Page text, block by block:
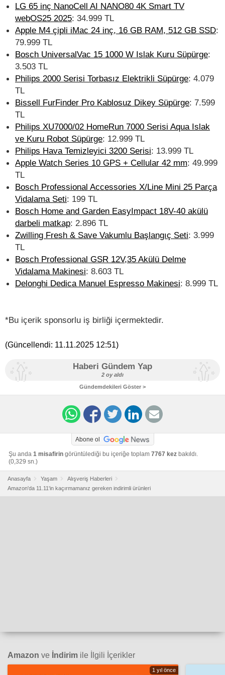
LG 65 inç NanoCell AI NANO80 4K Smart TV
webOS25 2025: 34.999 TL
Apple M4 çipli iMac 24 inç, 16 GB RAM, 512 GB SSD:
79.999 TL
Bosch UniversalVac 15 1000 W Islak Kuru Süpürge:
3.503 TL
Philips 2000 Serisi Torbasız Elektrikli Süpürge: 4.079
TL
Bissell FurFinder Pro Kablosuz Dikey Süpürge: 7.599
TL
Philips XU7000/02 HomeRun 7000 Serisi Aqua Islak
ve Kuru Robot Süpürge: 12.999 TL
Philips Hava Temizleyici 3200 Serisi: 13.999 TL
Apple Watch Series 10 GPS + Cellular 42 mm: 49.999
TL
Bosch Professional Accessories X/Line Mini 25 Parça
Vidalama Seti: 199 TL
Bosch Home and Garden EasyImpact 18V-40 akülü
darbeli matkap: 2.896 TL
Zwilling Fresh & Save Vakumlu Başlangıç Seti: 3.999
TL
Bosch Professional GSR 12V,35 Akülü Delme
Vidalama Makinesi: 8.603 TL
Delonghi Dedica Manuel Espresso Makinesi: 8.999 TL
*Bu içerik sponsorlu iş birliği içermektedir.
(Güncellendi: 11.11.2025 12:51)
Haberi Gündem Yap
2 oy aldı
Gündemdekileri Göster >
Abone ol
Şu anda 1 misafirin görüntülediği bu içeriğe toplam 7767 kez bakıldı.
(0,329 sn.)
Anasayfa Yaşam
Alışveriş Haberleri
Amazon'da 11.11'in kaçırmamanız gereken indirimli ürünleri
Amazon ve İndirim ile İlgili İçerikler
1 yıl önce